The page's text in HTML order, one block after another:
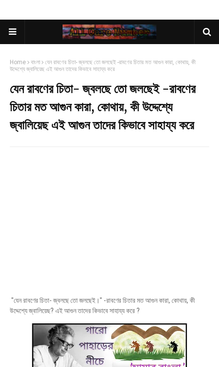
Home বাংলা
যেন রাবণের চিতা- জ্বলছে তো জলছেই -রাবণের চিতার মত আগুন কারা, কোথায়, কী
উদ্দেশ্যে জ্বালিয়েছ এই আগুন তাদের কিভাবে সাহায্য করে
যেন রাবণের চিতা- জ্বলছে তো জলছেই -রাবণের
চিতার মত আগুন কারা, কোথায়, কী উদ্দেশ্যে
জ্বালিয়েছ এই আগুন তাদের কিভাবে সাহায্য করে
"যেন রাবণের চিতা- জ্বলছে তো জলছেই।" -রাবণের চিতার মত আগুন কারা, কোথায়, কী
উদ্দেশ্যে জ্বালিয়েছ? এই আগুন তাদের কিভাবে সাহায্য করে ?